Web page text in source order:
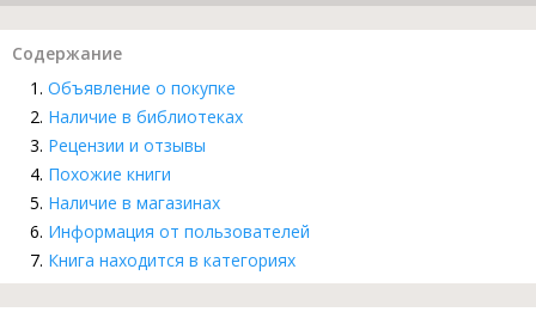
Содержание
Объявление о покупке
Наличие в библиотеках
Рецензии и отзывы
Похожие книги
Наличие в магазинах
Информация от пользователей
Книга находится в категориях